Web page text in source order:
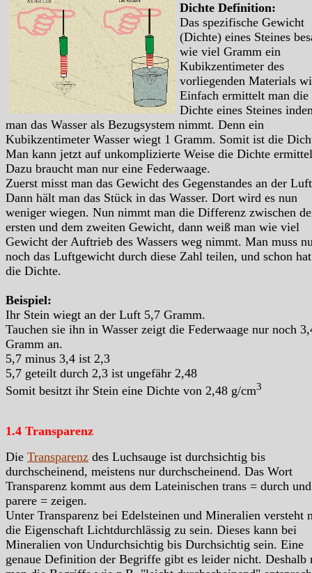
Dichte Definition:
Das spezifische Gewicht
(Dichte) eines Steines
wie viel Gramm ein
Kubikzentimeter des
vorliegenden Materials
Einfach ermittelt man die
Dichte eines Steines
man das Wasser als Bezugsystem nimmt. Denn ein
Kubikzentimeter Wasser wiegt 1 Gramm. Somit ist die
Man kann jetzt auf unkomplizierte Weise die Dichte
Dazu braucht man nur eine Federwaage.
Zuerst misst man das Gewicht des Gegenstandes an der
Dann hält man das Stück in das Wasser. Dort wird es nun
weniger wiegen. Nun nimmt man die Differenz zwischen
ersten und dem zweiten Gewicht, dann weiß man wie viel
Gewicht der Auftrieb des Wassers weg nimmt. Man muss
noch das Luftgewicht durch diese Zahl teilen, und schon
die Dichte.
Beispiel:
Ihr Stein wiegt an der Luft 5,7 Gramm.
Tauchen sie ihn in Wasser zeigt die Federwaage nur noch
Gramm an.
5,7 minus 3,4 ist 2,3
5,7 geteilt durch 2,3 ist ungefähr 2,48
Somit besitzt ihr Stein eine Dichte von 2,48 g/cm3
1.4 Transparenz
Die Transparenz des Luchsauge ist durchsichtig bis
durchscheinend, meistens nur durchscheinend. Das Wort
Transparenz kommt aus dem Lateinischen trans = durch und
parere = zeigen.
Unter Transparenz bei Edelsteinen und Mineralien versteht
die Eigenschaft Lichtdurchlässig zu sein. Dieses kann bei
Mineralien von Undurchsichtig bis Durchsichtig sein. Eine
genaue Definition der Begriffe gibt es leider nicht. Deshalb